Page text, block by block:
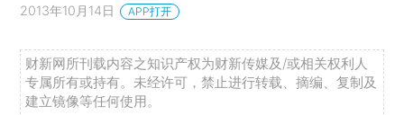
2013年10月14日 APP打开
财新网所刊载内容之知识产权为财新传媒及/或相关权利人
专属所有或持有。未经许可，禁止进行转载、摘编、复制及
建立镜像等任何使用。